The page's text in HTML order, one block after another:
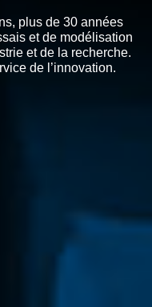
plus de 30 années
et de modélisation
et de la recherche.
de l’innovation.